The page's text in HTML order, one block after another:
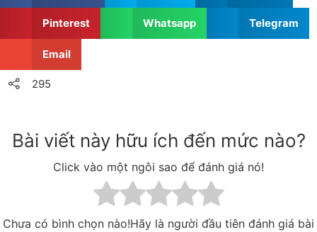
Pinterest Whatsapp Telegram
Email
295
Bài viết này hữu ích đến mức nào?
Click vào một ngôi sao để đánh giá nó!
Chưa có bình chọn nào!Hãy là người đầu tiên đánh giá bài